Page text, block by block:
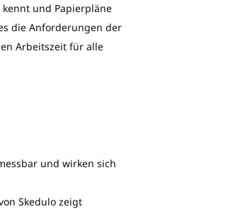
und Papierpläne
die Anforderungen der
Arbeitszeit für alle
und wirken sich
Skedulo zeigt